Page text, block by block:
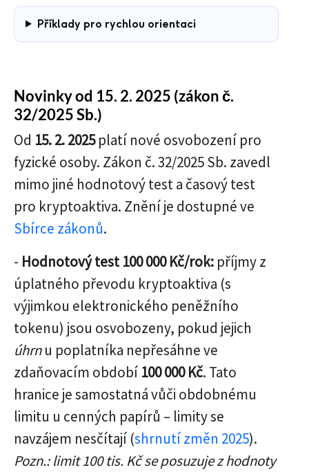
Příklady pro rychlou orientaci
Novinky od 15. 2. 2025 (zákon č.
32/2025 Sb.)
Od 15. 2. 2025platí nové osvobození pro
fyzické osoby. Zákon č. 32/2025 Sb. zavedl
mimo jiné hodnotový test a časový test
pro kryptoaktiva. Znění je dostupné ve
Sbírce zákonů.
- Hodnotový test 100 000 Kč/rok: příjmy z
úplatného převodu kryptoaktiva (s
výjimkou elektronického peněžního
tokenu) jsou osvobozeny, pokud jejich
úhrnu poplatníka nepřesáhne ve
zdaňovacím období 100 000 Kč. Tato
hranice je samostatná vůči obdobnému
limitu u cenných papírů – limity se
navzájem nesčítají (shrnutí změn 2025).
Pozn.: limit 100 tis. Kč se posuzuje z hodnoty